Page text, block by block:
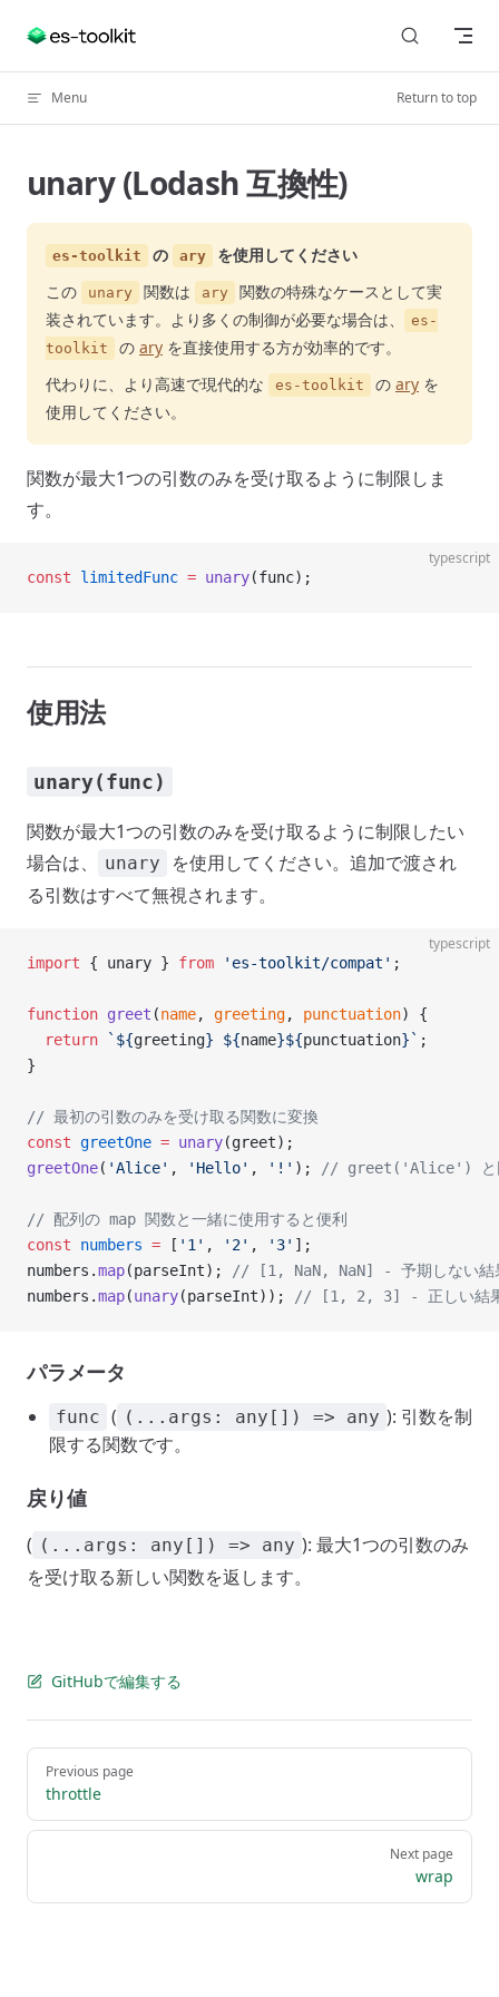
Skip to content
Menu Return to top
unary (Lodash 互換性)
es-toolkit の ary
を使用してください
この
unary 関数は ary
関数の特殊なケースとして実
装されています。より多くの制御が必要な場合は、
es-
toolkit
の ary を直接使用する方が効率的です。
代わりに、より高速で現代的な
es-toolkit の ary を
使用してください。
関数が最大1つの引数のみを受け取るように制限しま
す。
typescript
const limitedFunc = unary(func);
使用法
unary(func)
関数が最大1つの引数のみを受け取るように制限したい
場合は、
unary
を使用してください。追加で渡され
る引数はすべて無視されます。
typescript
import { unary } from 'es-toolkit/compat' ;
function greet (name, greeting, punctuation) {
  return
`${greeting} ${name}${punctuation}` ;
}
// 最初の引数のみを受け取る関数に変換
const greetOne = unary(greet);
greetOne( 'Alice' , 'Hello' , '!' ); // greet('Alice') と同
// 配列の map 関数と一緒に使用すると便利
const numbers = [ '1' , '2' , '3' ];
numbers.map(parseInt);
// [1, NaN, NaN] - 予期しない結
numbers.map(unary(parseInt)); // [1, 2, 3] - 正しい結
パラメータ
func ( (...args: any[]) => any ): 引数を制
限する関数です。
戻り値
( (...args: any[]) => any ): 最大1つの引数のみ
を受け取る新しい関数を返します。
GitHubで編集する
Pager
Previous page
throttle
Next page
wrap